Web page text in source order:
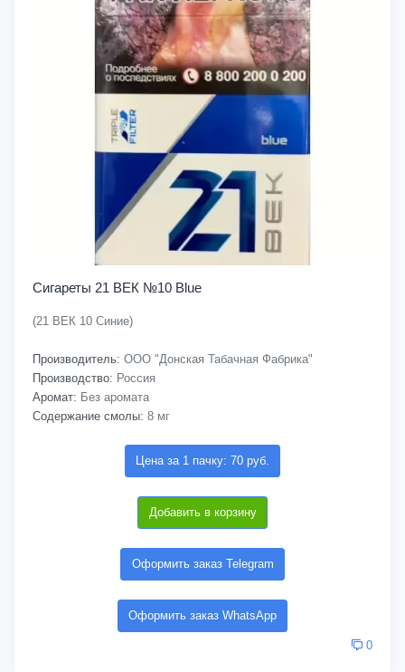
Сигареты 21 ВЕК №10 Blue
(21 ВЕК 10 Синие)
Производитель: ООО "Донская Табачная Фабрика"
Производство: Россия
Аромат: Без аромата
Содержание смолы: 8 мг
Цена за 1 пачку: 70 руб.
Добавить в корзину
Оформить заказ Telegram
Оформить заказ WhatsApp
0